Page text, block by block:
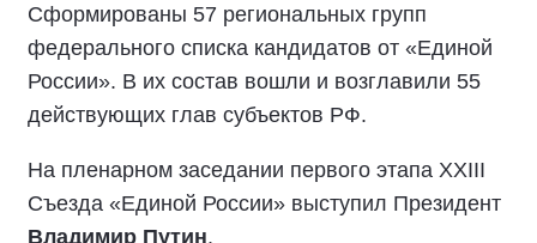
Сформированы 57 региональных групп
федерального списка кандидатов от «Единой
России». В их состав вошли и возглавили 55
действующих глав субъектов РФ.
На пленарном заседании первого этапа XXIII
Съезда «Единой России» выступил Президент
Владимир Путин.